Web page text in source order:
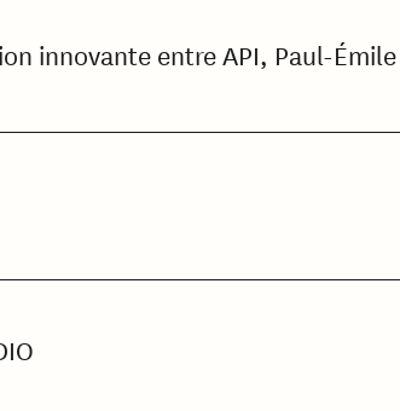
innovante entre API, Paul-Émile